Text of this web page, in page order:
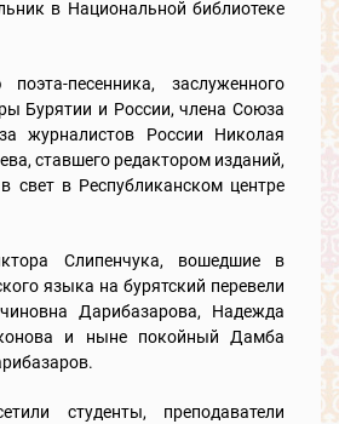
в Национальной библиотеке
песенника, заслуженного
Бурятии и России, члена Союза
журналистов России Николая
ставшего редактором изданий,
свет в Республиканском центре
Слипенчука, вошедшие в
языка на бурятский перевели
Дарибазарова, Надежда
и ныне покойный Дамба
студенты, преподаватели